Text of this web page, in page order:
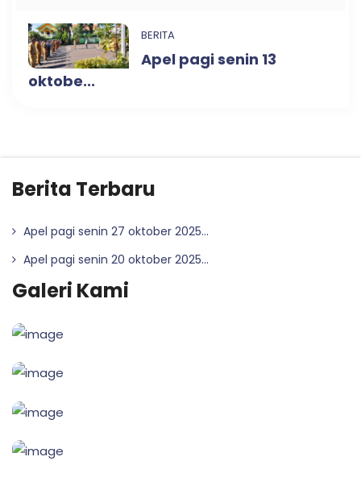
BERITA
Apel pagi senin 13
oktobe...
Berita Terbaru
Apel pagi senin 27 oktober 2025...
Apel pagi senin 20 oktober 2025...
Galeri Kami